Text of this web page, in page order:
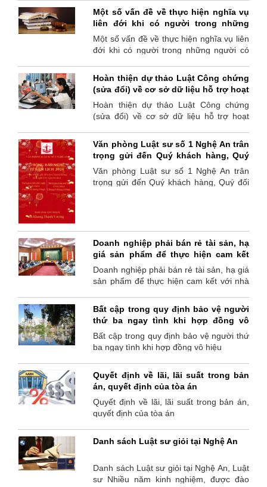
kiến nghị
Một số vấn đề về thực hiện nghĩa vụ
liên đới khi có người trong những
người có nghĩa vụ chết theo quy định
của BLDS 2015
Một số vấn đề về thực hiện nghĩa vụ liên
đới khi có người trong những người có
2015
Hoàn thiện dự thảo Luật Công chứng
(sửa đổi) về cơ sở dữ liệu hỗ trợ hoạt
động công chứng
Hoàn thiện dự thảo Luật Công chứng
(sửa đổi) về cơ sở dữ liệu hỗ trợ hoạt
Văn phòng Luật sư số 1 Nghệ An trân
trọng gửi đến Quý khách hàng, Quý
đối tác lịch Nghỉ Tết Nguyên đán Giáp
Thìn năm 2024. Văn phòng Luật sư số
Văn phòng Luật sư số 1 Nghệ An trân
trọng gửi đến Quý khách hàng, Quý đối
Thịnh Vượng- Vạn sự thành công!
Doanh nghiệp phải bán rẻ tài sản, hạ
giá sản phẩm để thực hiện cam kết
với nhà đầu tư trái phiếu
Doanh nghiệp phải bán rẻ tài sản, hạ giá
sản phẩm để thực hiện cam kết với nhà
Bất cập trong quy định bảo vệ người
thứ ba ngay tình khi hợp đồng vô
hiệu
Bất cập trong quy định bảo vệ người thứ
ba ngay tình khi hợp đồng vô hiệu
Quyết định về lãi, lãi suất trong bản
án, quyết định của tòa án
Quyết định về lãi, lãi suất trong bản án,
quyết định của tòa án
Danh sách Luật sư giỏi tại Nghệ An
Danh sách Luật sư giỏi tại Nghệ An, Luật
sư Nhiều năm kinh nghiệm, được đào